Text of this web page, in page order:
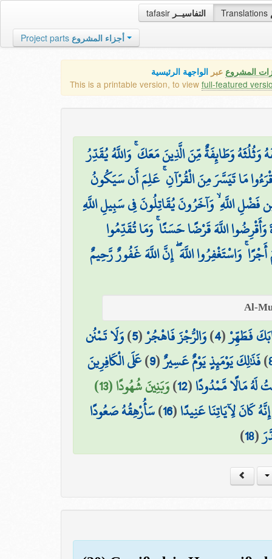
tafasir التفاسيــر Translations
Project parts أجزاء المشروع
المشروع عبر الواجهة الرئيسية
This is a printable version, to view full-featured
وَطَائِفَةٌ مِّنَ الَّذِينَ مَعَكَ ۚ وَاللَّهُ يُقَدِّرُ
مَا تَيَسَّرَ مِنَ الْقُرْآنِ ۚ عَلِمَ أَن سَيَكُونُ
اللَّهِ ۙ وَآخَرُونَ يُقَاتِلُونَ فِي سَبِيلِ اللَّهِ
وَأَقْرِضُوا اللَّهَ قَرْضًا حَسَنًا ۚ وَمَا تُقَدِّمُوا
وَاسْتَغْفِرُوا اللَّهَ ۖ إِنَّ اللَّهَ غَفُورٌ رَّحِيمٌ
فَطَهِّرْ(
4
)وَالرُّجْزَ فَاهْجُرْ(
5
)وَلَا تَمْنُن
)فَذَٰلِكَ يَوْمَئِذٍ يَوْمٌ عَسِيرٌ(
9
)عَلَى الْكَافِرِينَ
لَهُ مَالًا مَّمْدُودًا(
12
)وَبَنِينَ شُهُودًا (13)
كَانَ لِآيَاتِنَا عَنِيدًا(
16
)سَأُرْهِقُهُ صَعُودًا
(
18
)